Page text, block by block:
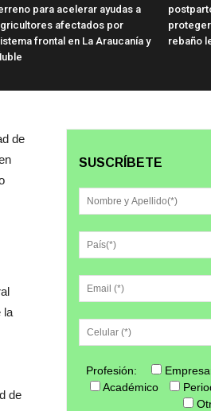
para acelerar ayudas a
afectados por
frontal en La Araucanía y
rebaño
de
la
SUSCRÍBETE
Profesión:
Académico